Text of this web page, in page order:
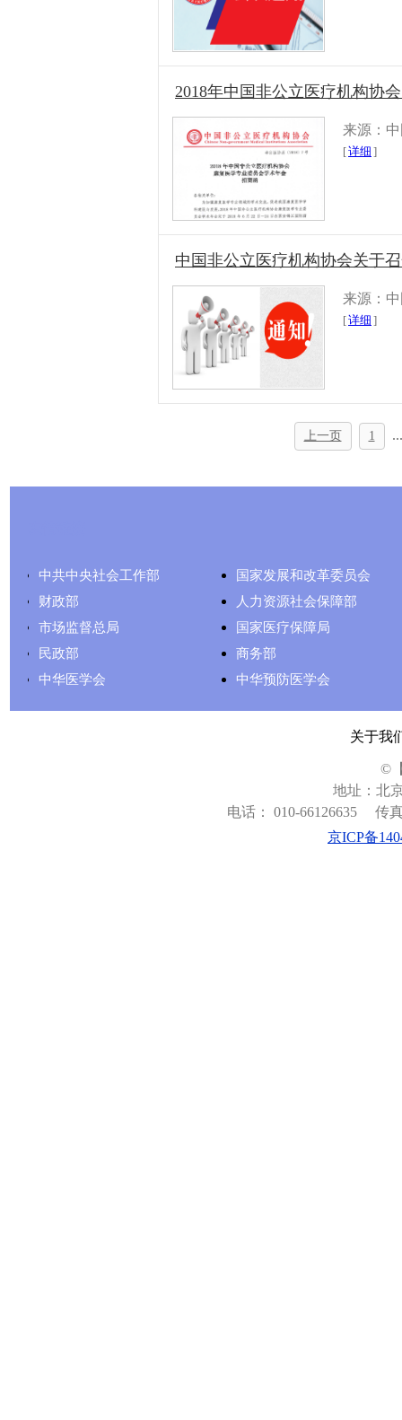
2018年中国非公立医疗机构协
来源：
[详细 ]
中国非公立医疗机构协会关于
来源：
[详细 ]
上一页 1 ...
中共中央社会工作部
国家发展和改革委员会
财政部
人力资源社会保障部
市场监督总局
国家医疗保障局
民政部
商务部
中华医学会
中华预防医学会
关于我
©
地址：北
电话： 010-66126635
传
京ICP备